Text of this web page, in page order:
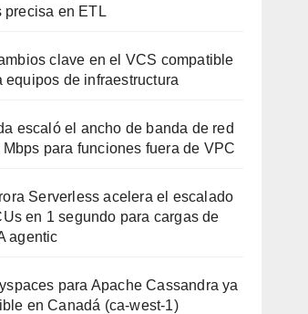
precisa en ETL
clave en el VCS compatible
equipos de infraestructura
escaló el ancho de banda de red
Mbps para funciones fuera de VPC
Serverless acelera el escalado
en 1 segundo para cargas de
agentic
para Apache Cassandra ya
en Canadá (ca-west-1)